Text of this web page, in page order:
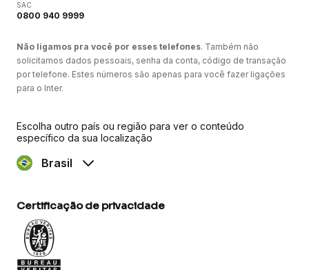
SAC
0800 940 9999
Não ligamos pra você por esses telefones. Também não
solicitamos dados pessoais, senha da conta, código de transação
por telefone. Estes números são apenas para você fazer ligações
para o Inter.
Escolha outro país ou região para ver o conteúdo
específico da sua localização
Brasil
Certificação de privacidade